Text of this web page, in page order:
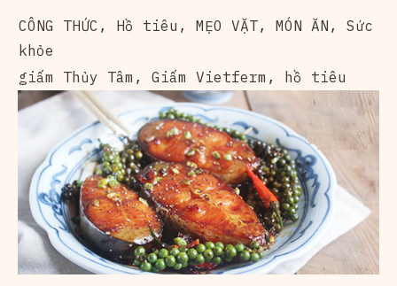
CÔNG THỨC , Hồ tiêu , MẸO VẶT, MÓN ĂN , Sức
khỏe
giấm Thủy Tâm , Giấm Vietferm , hồ tiêu